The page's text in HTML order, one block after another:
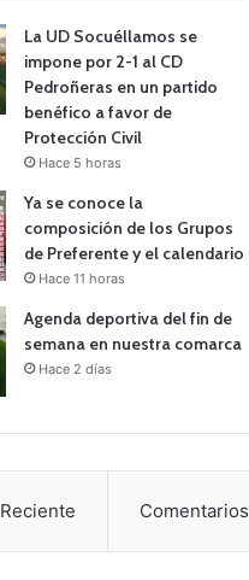
La UD Socuéllamos se
impone por 2-1 al CD
Pedroñeras en un partido
benéfico a favor de
Protección Civil
Hace 5 horas
Ya se conoce la
composición de los Grupos
de Preferente y el calendario
Hace 11 horas
Agenda deportiva del fin de
semana en nuestra comarca
Hace 2 días
Reciente Comentarios